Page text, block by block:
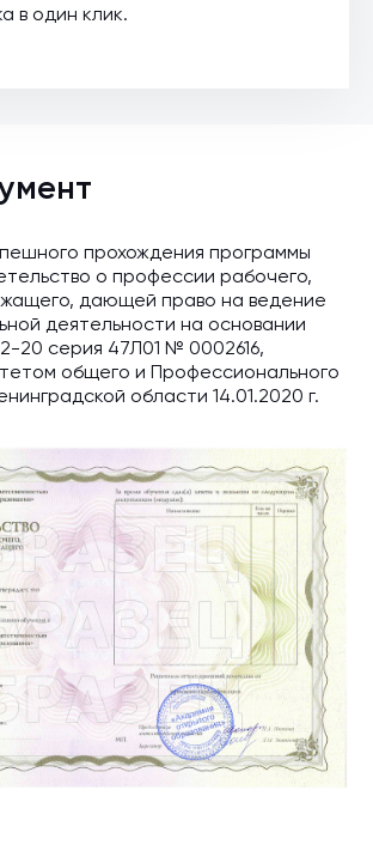
в один клик.
прохождения программы
о профессии рабочего,
дающей право на ведение
деятельности на основании
20 серия 47Л01 № 0002616,
общего и Профессионального
области 14.01.2020 г.